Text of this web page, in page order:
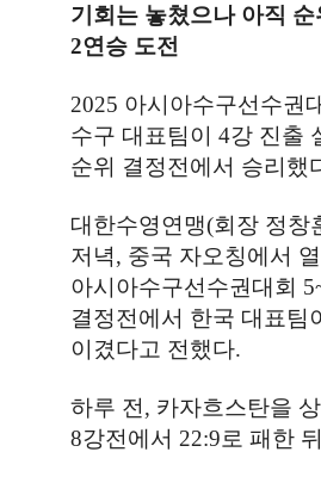
기회는 놓쳤으나 아직
2연승 도전
2025 아시아수구선수권
수구 대표팀이4강 진출
순위 결정전에서 승리했
대한수영연맹(회장 정창
저녁, 중국 자오칭에서
아시아수구선수권대회
결정전에서 한국 대표팀
이겼다고 전했다.
하루 전, 카자흐스탄을
8강전에서 22:9로 패한